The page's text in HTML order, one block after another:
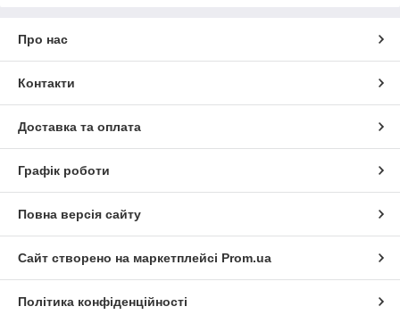
Про нас
Контакти
Доставка та оплата
Графік роботи
Повна версія сайту
Сайт створено на маркетплейсі Prom.ua
Політика конфіденційності